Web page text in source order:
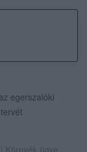
egerszalóki
Környék ügye